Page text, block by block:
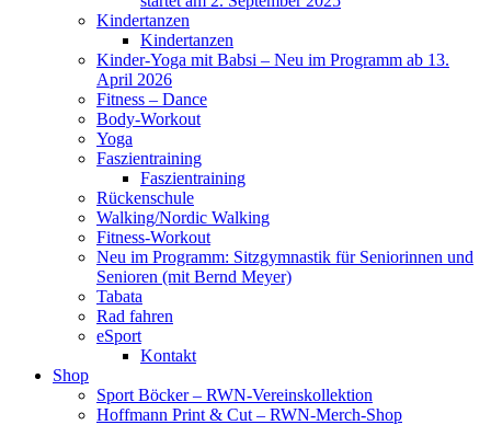
Kindertanzen
Kindertanzen
Kinder-Yoga mit Babsi – Neu im Programm ab 13.
April 2026
Fitness – Dance
Body-Workout
Yoga
Faszientraining
Faszientraining
Rückenschule
Walking/Nordic Walking
Fitness-Workout
Neu im Programm: Sitzgymnastik für Seniorinnen und
Senioren (mit Bernd Meyer)
Tabata
Rad fahren
eSport
Kontakt
Shop
Sport Böcker – RWN-Vereinskollektion
Hoffmann Print & Cut – RWN-Merch-Shop